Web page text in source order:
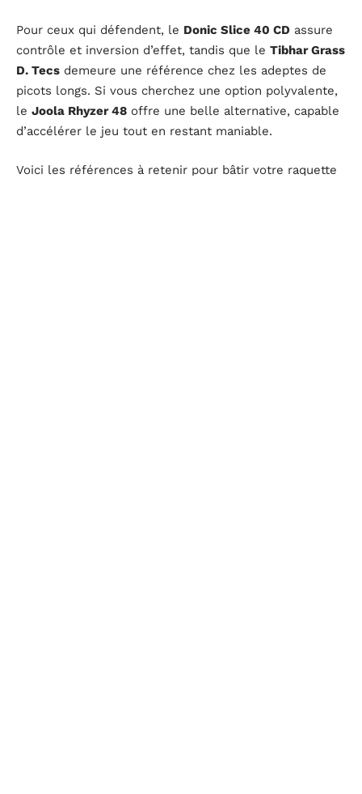
Pour ceux qui défendent, le Donic Slice 40 CD assure
contrôle et inversion d’effet, tandis que le Tibhar Grass
D. Tecs demeure une référence chez les adeptes de
picots longs. Si vous cherchez une option polyvalente,
le Joola Rhyzer 48 offre une belle alternative, capable
d’accélérer le jeu tout en restant maniable.
Voici les références à retenir pour bâtir votre raquette